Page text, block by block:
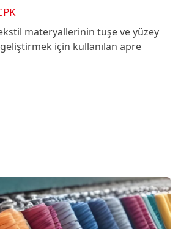
materyallerinin tuşe ve yüzey
için kullanılan apre